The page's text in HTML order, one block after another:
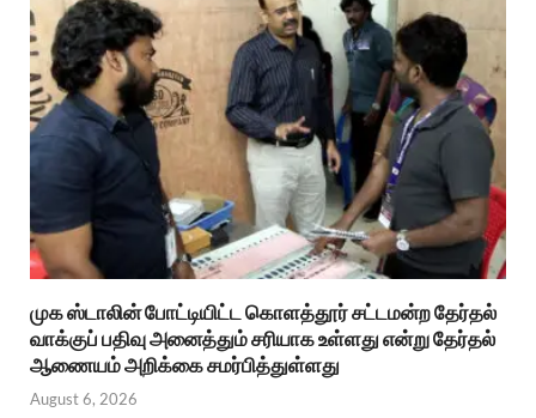
முக ஸ்டாலின் போட்டியிட்ட கொளத்தூர் சட்டமன்ற தேர்தல்
வாக்குப் பதிவு அனைத்தும் சரியாக உள்ளது என்று தேர்தல்
ஆணையம் அறிக்கை சமர்பித்துள்ளது
August 6, 2026